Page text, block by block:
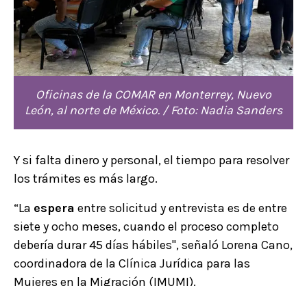
Oficinas de la COMAR en Monterrey, Nuevo
León, al norte de México. / Foto: Nadia Sanders
Y si falta dinero y personal, el tiempo para resolver
los trámites es más largo.
“La espera entre solicitud y entrevista es de entre
siete y ocho meses, cuando el proceso completo
debería durar 45 días hábiles", señaló Lorena Cano,
coordinadora de la Clínica Jurídica para las
Mujeres en la Migración (IMUMI).